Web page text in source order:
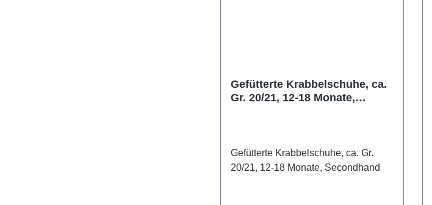
Gefütterte Krabbelschuhe, ca.
Gr. 20/21, 12-18 Monate,
Gefütterte Krabbelschuhe, ca. Gr.
20/21, 12-18 Monate, Secondhand